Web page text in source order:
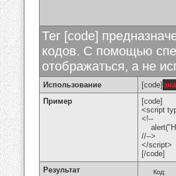
Тег [code]
кодов. С помощью
отображаться, а не
Использование [code]
Пример
[code]
<script
<!--
//-->
</script>
[/code]
Результат
Код: